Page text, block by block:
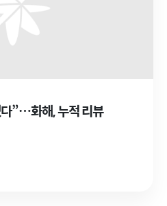
”…화해, 누적 리뷰